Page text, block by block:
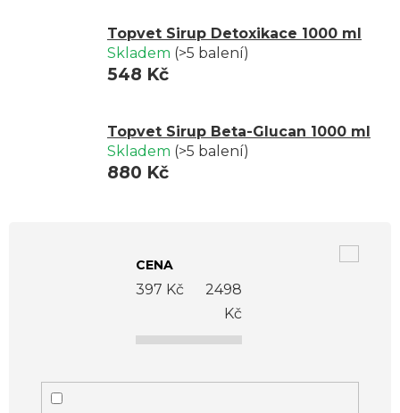
Topvet Sirup Detoxikace 1000 ml
Skladem (>5 balení)
548 Kč
Topvet Sirup Beta-Glucan 1000 ml
Skladem (>5 balení)
880 Kč
CENA
397 Kč
2498
Kč